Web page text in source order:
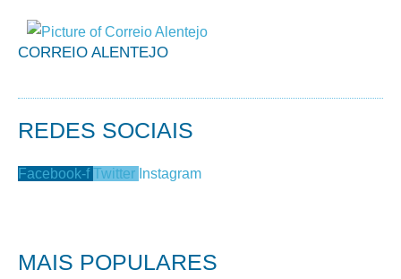
CORREIO ALENTEJO
REDES SOCIAIS
Facebook-f Twitter Instagram
MAIS POPULARES